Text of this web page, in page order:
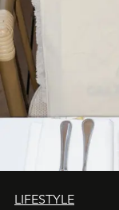
LIFESTYLE